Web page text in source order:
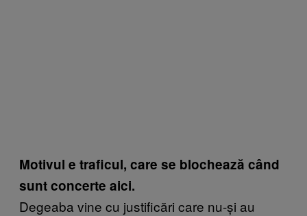
Motivul e traficul, care se blochează când
sunt concerte aici.
Degeaba vine cu justificări care nu-și au